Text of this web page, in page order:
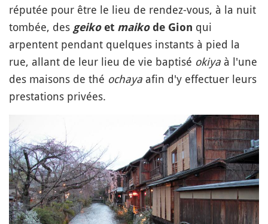
réputée pour être le lieu de rendez-vous, à la nuit
tombée, des geikoet maikode Gion qui
arpentent pendant quelques instants à pied la
rue, allant de leur lieu de vie baptisé okiya à l'une
des maisons de thé ochaya afin d'y effectuer leurs
prestations privées.